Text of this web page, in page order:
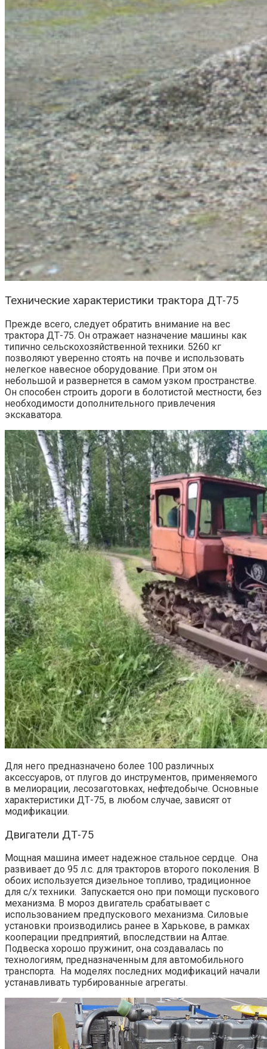
Технические характеристики трактора ДТ-75
Прежде всего, следует обратить внимание на вес
трактора ДТ-75. Он отражает назначение машины как
типично сельскохозяйственной техники. 5260 кг
позволяют уверенно стоять на почве и использовать
нелегкое навесное оборудование. При этом он
небольшой и развернется в самом узком пространстве.
Он способен строить дороги в болотистой местности, без
необходимости дополнительного привлечения
экскаватора.
Для него предназначено более 100 различных
аксессуаров, от плугов до инструментов, применяемого
в мелиорации, лесозаготовках, нефтедобыче. Основные
характеристики ДТ-75, в любом случае, зависят от
модификации.
Двигатели ДТ-75
Мощная машина имеет надежное стальное сердце. Она
развивает до 95 л.с. для тракторов второго поколения. В
обоих используется дизельное топливо, традиционное
для с/х техники. Запускается оно при помощи пускового
механизма. В мороз двигатель срабатывает с
использованием предпускового механизма. Силовые
установки производились ранее в Харькове, в рамках
кооперации предприятий, впоследствии на Алтае.
Подвеска хорошо пружинит, она создавалась по
технологиям, предназначенным для автомобильного
транспорта. На моделях последних модификаций начали
устанавливать турбированные агрегаты.